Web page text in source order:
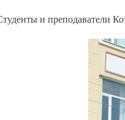
и преподаватели